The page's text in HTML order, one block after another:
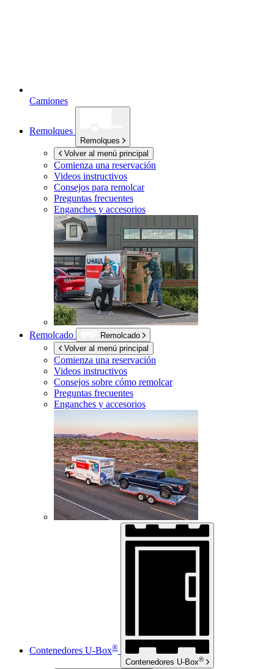
Camiones
Remolques
Remolques
Volver al menú principal
Comienza una reservación
Videos instructivos
Consejos para remolcar
Preguntas frecuentes
Enganches y accesorios
Remolcado
Remolcado
Volver al menú principal
Comienza una reservación
Videos instructivos
Consejos sobre cómo remolcar
Preguntas frecuentes
Enganches y accesorios
Contenedores U-Box®
Contenedores U-Box®